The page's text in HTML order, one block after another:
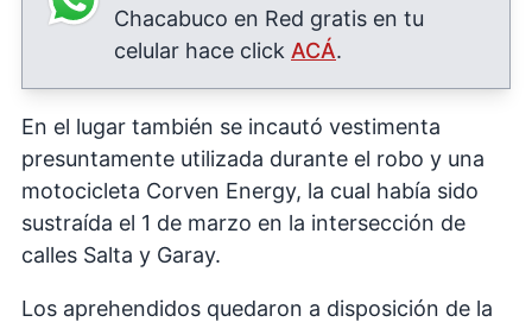
Chacabuco en Red gratis en tu
celular hace click ACÁ.
En el lugar también se incautó vestimenta
presuntamente utilizada durante el robo y una
motocicleta Corven Energy, la cual había sido
sustraída el 1 de marzo en la intersección de
calles Salta y Garay.
Los aprehendidos quedaron a disposición de la